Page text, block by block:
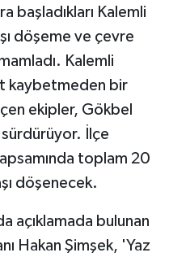
başladıkları Kalemli
döşeme ve çevre
Kalemli
kaybetmeden bir
ekipler, Gökbel
sürdürüyor. İlçe
toplam 20
döşenecek.
açıklamada bulunan
Hakan Şimşek, 'Yaz